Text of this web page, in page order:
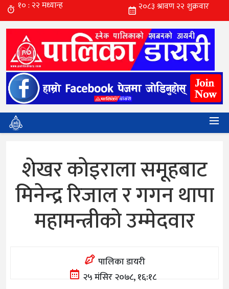
शेखर कोइराला समूहबाट
मिनेन्द्र रिजाल र गगन थापा
महामन्त्रीको उम्मेदवार
पालिका डायरी
२५ मंसिर २०७८, १६:१८